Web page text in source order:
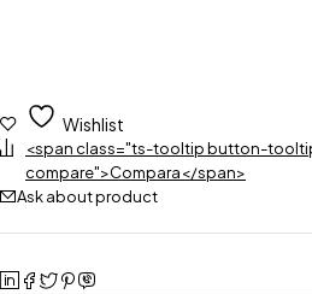
Wishlist
<span class="ts-tooltip button-
compare">Compara</span>
Ask about product